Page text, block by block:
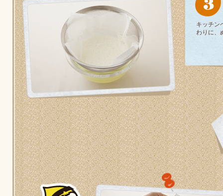
キッチン
わりに、